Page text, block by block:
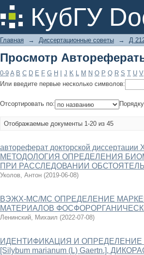
КубГУ
Просмотр
Главная → Диссертационные советы → Д
Просмотр
0-9 A B C D E F G H J K L M N O P Q R S T U V
Или введите первые несколько символов:
Отсортировать по:
Отображаемые документы 1-20 из 45
автореферат докторской
МЕТОДОЛОГИЯ ОПРЕДЕЛЕНИЯ
ПРИ РАССЛЕДОВАНИИ
Уколов, Антон (2019-06-08)
ВЭЖХ-МС/МС ОПРЕДЕЛЕНИЕ
МАТЕРИАЛОВ
Ленинский, Михаил (2022-07-08)
ИДЕНТИФИКАЦИЯ И
[Silybum marianum (L) Gaertn.],